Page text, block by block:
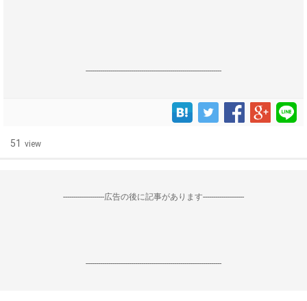
------------------------------------------------------------------
51 view
--------------------広告の後に記事があります--------------------
------------------------------------------------------------------